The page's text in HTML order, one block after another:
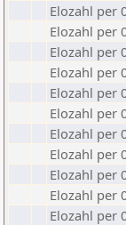
Elozahl per
Elozahl per
Elozahl per
Elozahl per
Elozahl per
Elozahl per
Elozahl per
Elozahl per
Elozahl per
Elozahl per
Elozahl per